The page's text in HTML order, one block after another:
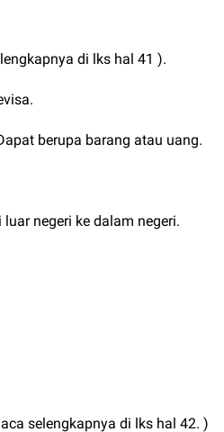
di lks hal 41 ).
berupa barang atau uang.
negeri ke dalam negeri.
selengkapnya di lks hal 42. )